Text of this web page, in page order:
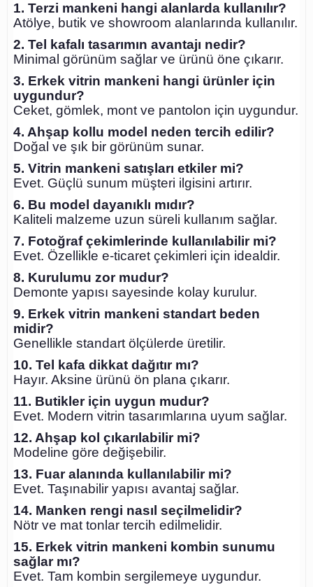
1. Terzi mankeni hangi alanlarda kullanılır?
Atölye, butik ve showroom alanlarında kullanılır.
2. Tel kafalı tasarımın avantajı nedir?
Minimal görünüm sağlar ve ürünü öne çıkarır.
3. Erkek vitrin mankeni hangi ürünler için
uygundur?
Ceket, gömlek, mont ve pantolon için uygundur.
4. Ahşap kollu model neden tercih edilir?
Doğal ve şık bir görünüm sunar.
5. Vitrin mankeni satışları etkiler mi?
Evet. Güçlü sunum müşteri ilgisini artırır.
6. Bu model dayanıklı mıdır?
Kaliteli malzeme uzun süreli kullanım sağlar.
7. Fotoğraf çekimlerinde kullanılabilir mi?
Evet. Özellikle e-ticaret çekimleri için idealdir.
8. Kurulumu zor mudur?
Demonte yapısı sayesinde kolay kurulur.
9. Erkek vitrin mankeni standart beden
midir?
Genellikle standart ölçülerde üretilir.
10. Tel kafa dikkat dağıtır mı?
Hayır. Aksine ürünü ön plana çıkarır.
11. Butikler için uygun mudur?
Evet. Modern vitrin tasarımlarına uyum sağlar.
12. Ahşap kol çıkarılabilir mi?
Modeline göre değişebilir.
13. Fuar alanında kullanılabilir mi?
Evet. Taşınabilir yapısı avantaj sağlar.
14. Manken rengi nasıl seçilmelidir?
Nötr ve mat tonlar tercih edilmelidir.
15. Erkek vitrin mankeni kombin sunumu
sağlar mı?
Evet. Tam kombin sergilemeye uygundur.